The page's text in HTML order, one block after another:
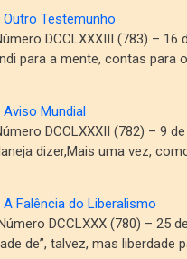
Testemunho
DCCLXXXIII (783) – 16
para a mente, contas para
Mundial
DCCLXXXII (782) – 9
dizer,Mais uma vez,
Falência do Liberalismo
DCCLXXX (780) – 25
de”, talvez, mas liberdade